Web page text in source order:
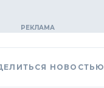
НОВОСТЬЮ